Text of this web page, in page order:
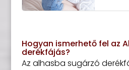
Hogyan ismerhető fel az
derékfájás?
Az alhasba sugárzó